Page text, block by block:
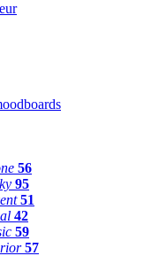
56
95
51
42
59
57